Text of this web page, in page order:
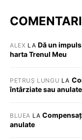
ALEX LA Dă un
harta Trenul Meu
PETRUȘ LUNGU LA
întârziate sau anulate
BLUEA LA
anulate